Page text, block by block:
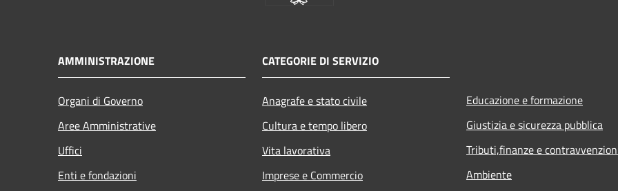
AMMINISTRAZIONE
Organi di Governo
Aree Amministrative
Uffici
Enti e fondazioni
CATEGORIE DI SERVIZIO
Anagrafe e stato civile
Cultura e tempo libero
Vita lavorativa
Imprese e Commercio
Educazione e formazione
Giustizia e sicurezza pubblica
Tributi,finanze e
Ambiente